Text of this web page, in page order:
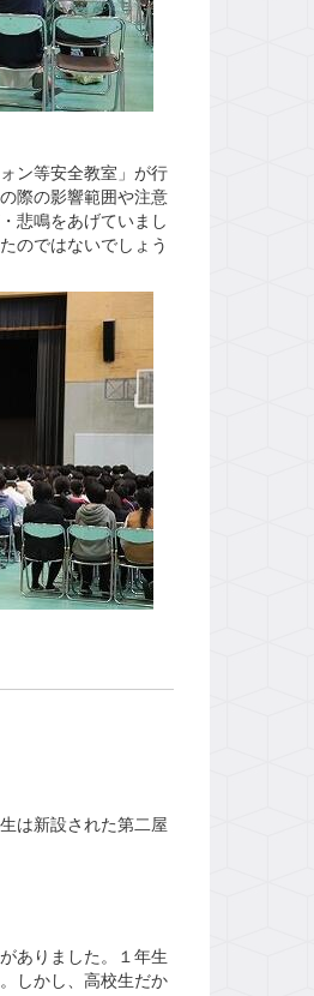
ン等安全教室」が行
際の影響範囲や注意
悲鳴をあげていまし
のではないでしょう
は新設された第二屋
ありました。１年生
しかし、高校生だか